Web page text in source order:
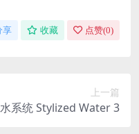
享 收藏 点赞(0)
上一篇
系统 Stylized Water 3